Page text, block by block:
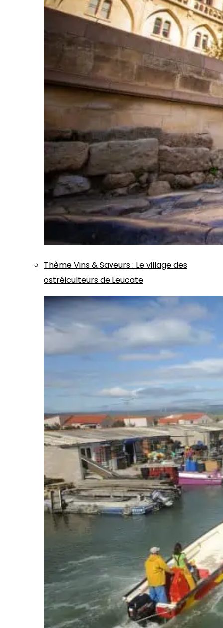
ThèmeVins & Saveurs: Le village des
ostréiculteurs de Leucate